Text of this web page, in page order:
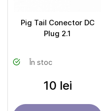
Pig Tail Conector DC
Plug 2.1
În stoc
10 lei